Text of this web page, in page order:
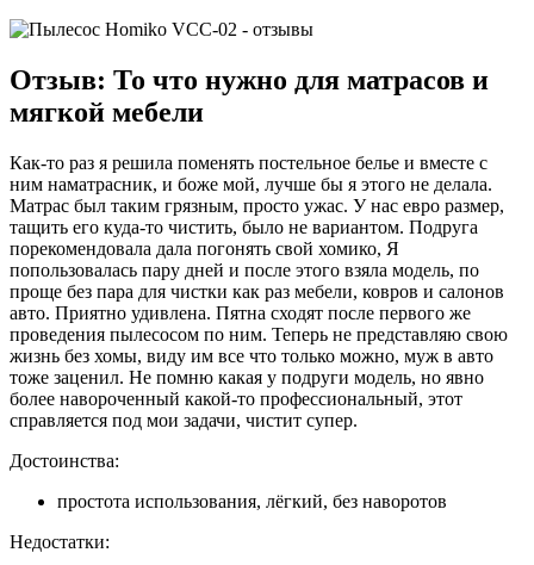
Отзыв: То что нужно для матрасов и
мягкой мебели
Как-то раз я решила поменять постельное белье и вместе с
ним наматрасник, и боже мой, лучше бы я этого не делала.
Матрас был таким грязным, просто ужас. У нас евро размер,
тащить его куда-то чистить, было не вариантом. Подруга
порекомендовала дала погонять свой хомико, Я
попользовалась пару дней и после этого взяла модель, по
проще без пара для чистки как раз мебели, ковров и салонов
авто. Приятно удивлена. Пятна сходят после первого же
проведения пылесосом по ним. Теперь не представляю свою
жизнь без хомы, виду им все что только можно, муж в авто
тоже заценил. Не помню какая у подруги модель, но явно
более навороченный какой-то профессиональный, этот
справляется под мои задачи, чистит супер.
Достоинства:
простота использования, лёгкий, без наворотов
Недостатки: